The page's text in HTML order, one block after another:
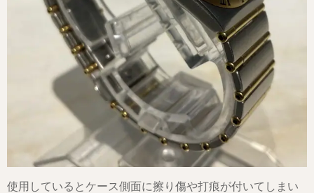
使用しているとケース側面に擦り傷や打痕が付いてしまい